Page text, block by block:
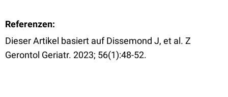
Referenzen:
Dieser Artikel basiert auf Dissemond J, et al. Z
Gerontol Geriatr. 2023; 56(1):48-52.